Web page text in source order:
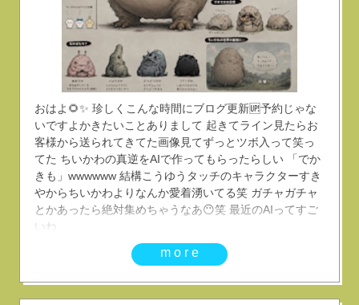
おはよ🌻✨ 珍しくこんな時間にブログ更新🆙予約じゃな
いですよかきたいことありまして 起きてライン見たらお
客様から送られてきてた画像見てずっとツボ入って笑っ
てた ちいかわの真逆をAIで作ってもらったらしい 「でか
きも」wwwwww 結構こうゆうタッチのキャラクターすき
やからちいかわよりなんか愛着湧いてる笑 ガチャガチャ
とかあったら絶対集めちゃうなあ😶笑 最近のAIってすご
いね
more